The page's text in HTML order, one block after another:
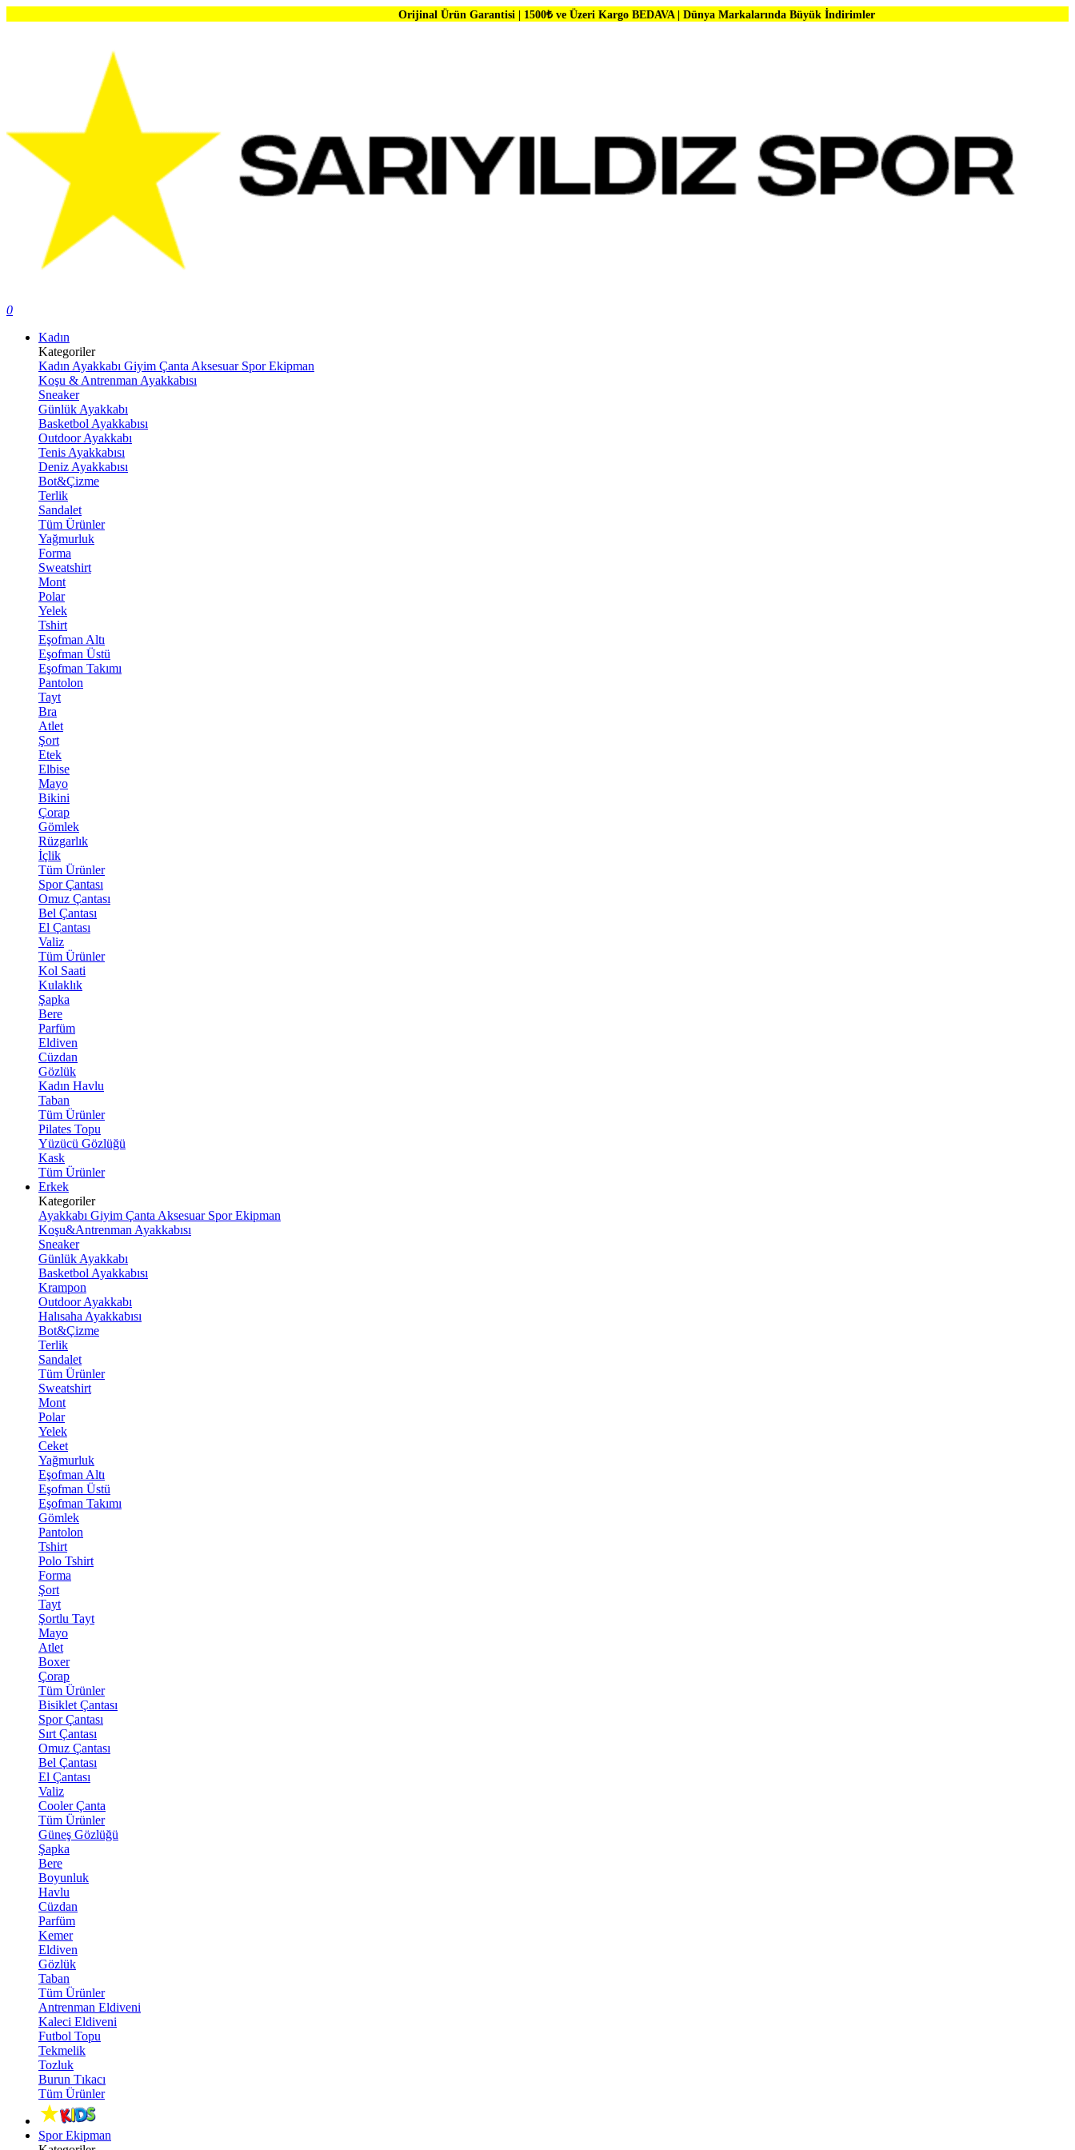
Orijinal Ürün Garantisi | 1500₺ ve Üzeri Kargo BEDAVA | Dünya Markalarında Büyük İndirimler
0
Kadın
Kategoriler
Kadın Ayakkabı Giyim Çanta Aksesuar Spor Ekipman
Koşu & Antrenman Ayakkabısı
Sneaker
Günlük Ayakkabı
Basketbol Ayakkabısı
Outdoor Ayakkabı
Tenis Ayakkabısı
Deniz Ayakkabısı
Bot&Çizme
Terlik
Sandalet
Tüm Ürünler
Yağmurluk
Forma
Sweatshirt
Mont
Polar
Yelek
Tshirt
Eşofman Altı
Eşofman Üstü
Eşofman Takımı
Pantolon
Tayt
Bra
Atlet
Şort
Etek
Elbise
Mayo
Bikini
Çorap
Gömlek
Rüzgarlık
İçlik
Tüm Ürünler
Spor Çantası
Omuz Çantası
Bel Çantası
El Çantası
Valiz
Tüm Ürünler
Kol Saati
Kulaklık
Şapka
Bere
Parfüm
Eldiven
Cüzdan
Gözlük
Kadın Havlu
Taban
Tüm Ürünler
Pilates Topu
Yüzücü Gözlüğü
Kask
Tüm Ürünler
Erkek
Kategoriler
Ayakkabı Giyim Çanta Aksesuar Spor Ekipman
Koşu&Antrenman Ayakkabısı
Sneaker
Günlük Ayakkabı
Basketbol Ayakkabısı
Krampon
Outdoor Ayakkabı
Halısaha Ayakkabısı
Bot&Çizme
Terlik
Sandalet
Tüm Ürünler
Sweatshirt
Mont
Polar
Yelek
Ceket
Yağmurluk
Eşofman Altı
Eşofman Üstü
Eşofman Takımı
Gömlek
Pantolon
Tshirt
Polo Tshirt
Forma
Şort
Tayt
Şortlu Tayt
Mayo
Atlet
Boxer
Çorap
Tüm Ürünler
Bisiklet Çantası
Spor Çantası
Sırt Çantası
Omuz Çantası
Bel Çantası
El Çantası
Valiz
Cooler Çanta
Tüm Ürünler
Güneş Gözlüğü
Şapka
Bere
Boyunluk
Havlu
Cüzdan
Parfüm
Kemer
Eldiven
Gözlük
Taban
Tüm Ürünler
Antrenman Eldiveni
Kaleci Eldiveni
Futbol Topu
Tekmelik
Tozluk
Burun Tıkacı
Tüm Ürünler
Spor Ekipman